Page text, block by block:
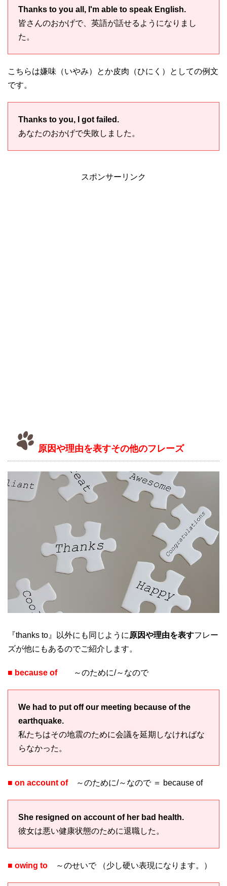
Thanks to you all, I'm able to speak English.
皆さんのおかげで、英語が話せるようになりまし
た。
こちらは嫌味（いやみ）とか皮肉（ひにく）としての例文
です。
Thanks to you, I got failed.
あなたのおかげで失敗しました。
スポンサーリンク
原因や理由を表すその他のフレーズ
『thanks to』以外にも同じように 原因や理由を表すフレー
ズが他にもあるのでご紹介します。
■ because of～のために/～なので
We had to put off our meeting because of the
earthquake.
私たちはその地震のために会議を延期しなければな
らなかった。
■ on account of～のために/～なので ＝ because of
She resigned on account of her bad health.
彼女は悪い健康状態のために退職した。
■ owing to ～のせいで （少し硬い表現になります。）